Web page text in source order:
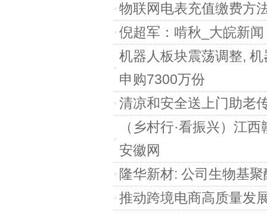
物联网电表充值缴费方
倪超军：啃秋_大皖新
机器人板块震荡调整,
申购7300万份
清凉和安全送上门助老
（乡村行·看振兴）江
安徽网
隆华新材: 公司生物基
推动跨境电商高质量发